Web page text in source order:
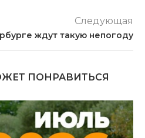
Следующая
ждут такую непогоду
ПОНРАВИТЬСЯ